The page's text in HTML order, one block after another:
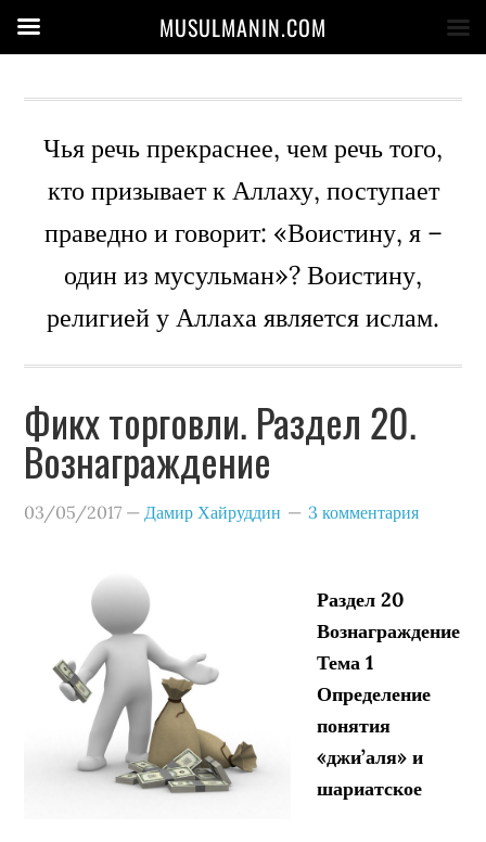
Чья речь прекраснее, чем речь того,
кто призывает к Аллаху, поступает
праведно и говорит: «Воистину, я –
один из мусульман»? Воистину,
религией у Аллаха является ислам.
Фикх торговли. Раздел 20.
Вознаграждение
03/05/2017 —Дамир Хайруддин 3 комментария
Раздел 20
Вознаграждение
Тема 1
Определение
понятия
«джи’аля» и
шариатское
MUSULMANIN.COM